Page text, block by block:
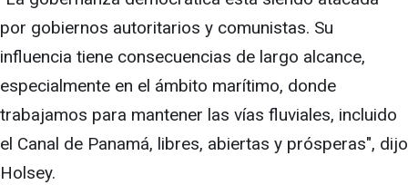
por gobiernos autoritarios y comunistas. Su
influencia tiene consecuencias de largo alcance,
especialmente en el ámbito marítimo, donde
trabajamos para mantener las vías fluviales, incluido
el Canal de Panamá, libres, abiertas y prósperas", dijo
Holsey.